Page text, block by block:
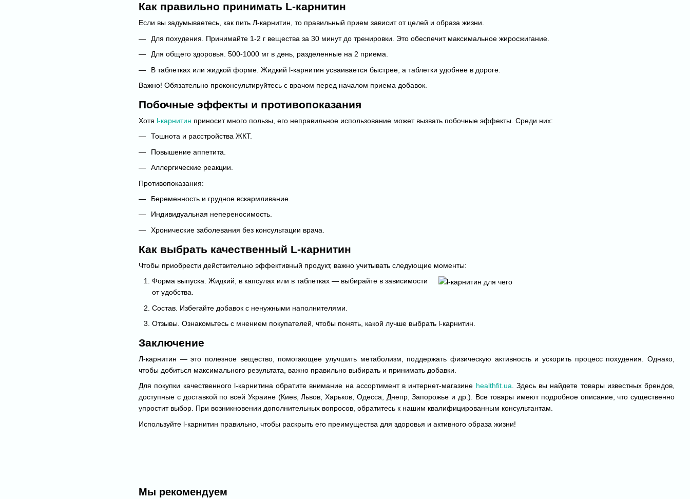
Как правильно принимать L-карнитин
Если вы задумываетесь, как пить Л-карнитин, то правильный прием зависит от целей и образа жизни.
Для похудения. Принимайте 1-2 г вещества за 30 минут до тренировки. Это обеспечит максимальное жиросжигание.
Для общего здоровья. 500-1000 мг в день, разделенные на 2 приема.
В таблетках или жидкой форме. Жидкий l-карнитин усваивается быстрее, а таблетки удобнее в дороге.
Важно! Обязательно проконсультируйтесь с врачом перед началом приема добавок.
Побочные эффекты и противопоказания
Хотя l-карнитин приносит много пользы, его неправильное использование может вызвать побочные эффекты. Среди них:
Тошнота и расстройства ЖКТ.
Повышение аппетита.
Аллергические реакции.
Противопоказания:
Беременность и грудное вскармливание.
Индивидуальная непереносимость.
Хронические заболевания без консультации врача.
Как выбрать качественный L-карнитин
Чтобы приобрести действительно эффективный продукт, важно учитывать следующие моменты:
Форма выпуска. Жидкий, в капсулах или в таблетках — выбирайте в зависимости
от удобства.
Состав. Избегайте добавок с ненужными наполнителями.
Отзывы. Ознакомьтесь с мнением покупателей, чтобы понять, какой лучше выбрать l-карнитин.
Заключение
Л-карнитин — это полезное вещество, помогающее улучшить метаболизм, поддержать физическую активность и ускорить процесс похудения. Однако,
чтобы добиться максимального результата, важно правильно выбирать и принимать добавки.
Для покупки качественного l-карнитина обратите внимание на ассортимент в интернет-магазине healthfit.ua. Здесь вы найдете товары известных брендов,
доступные с доставкой по всей Украине (Киев, Львов, Харьков, Одесса, Днепр, Запорожье и др.). Все товары имеют подробное описание, что существенно
упростит выбор. При возникновении дополнительных вопросов, обратитесь к нашим квалифицированным консультантам.
Используйте l-карнитин правильно, чтобы раскрыть его преимущества для здоровья и активного образа жизни!
Мы рекомендуем